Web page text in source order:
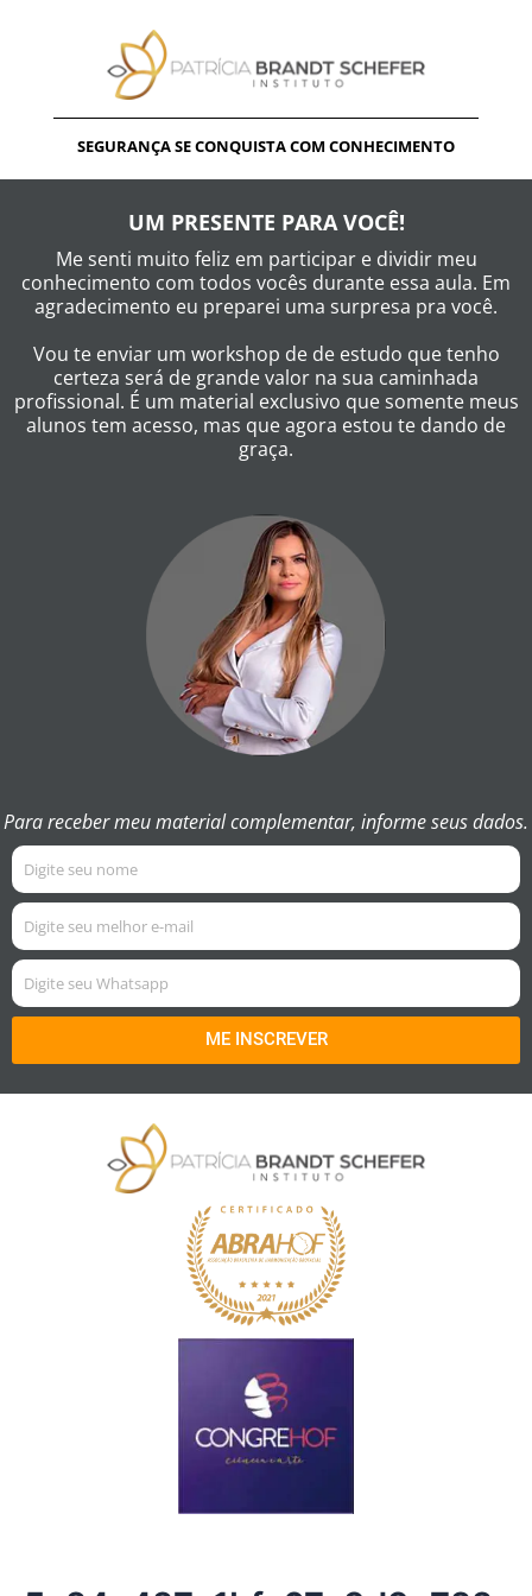
SEGURANÇA SE CONQUISTA COM CONHECIMENTO
UM PRESENTE PARA VOCÊ!
Me senti muito feliz em participar e dividir meu
conhecimento com todos vocês durante essa aula. Em
agradecimento eu preparei uma surpresa pra você.
Vou te enviar um workshop de de estudo que tenho
certeza será de grande valor na sua caminhada
profissional. É um material exclusivo que somente meus
alunos tem acesso, mas que agora estou te dando de
graça.
Para receber meu material complementar, informe seus dados.
ME INSCREVER